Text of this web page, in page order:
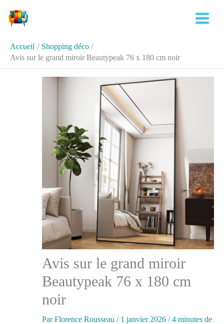
Accueil
Shopping déco
Avis sur le grand miroir Beautypeak 76 x 180 cm noir
Avis sur le grand miroir
Beautypeak 76 x 180 cm
noir
ParFlorence Rousseau / 1 janvier 2026 /4 minutes de